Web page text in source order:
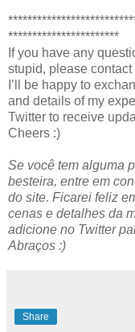
***********************
If you have any
stupid, please
I’ll be happy to
and details of my
Twitter to receive
Cheers :)
Se você tem alguma
besteira, entre em
do site. Ficarei feliz
cenas e detalhes da
adicione no Twitter
Abraços :)
Share